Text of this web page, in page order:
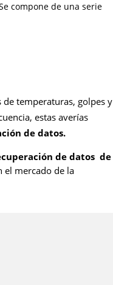
compone de una serie
temperaturas, golpes y
estas averías
de datos.
de datos de
el mercado de la